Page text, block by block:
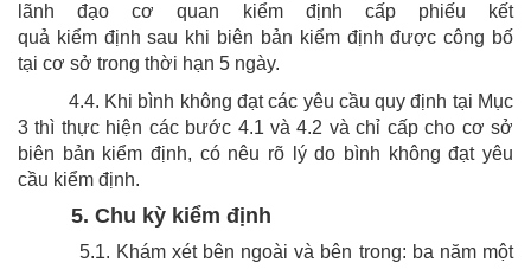
lãnh đạo cơ quan kiểm định cấp phiếu kết
quả kiểm định sau khi biên bản kiểm định được công bố
tại cơ sở trong thời hạn 5 ngày.
4.4. Khi bình không đạt các yêu cầu quy định tại Mục
3 thì thực hiện các bước 4.1 và 4.2 và chỉ cấp cho cơ sở
biên bản kiểm định, có nêu rõ lý do bình không đạt yêu
cầu kiểm định.
5. Chu kỳ kiểm định
5.1. Khám xét bên ngoài và bên trong: ba năm một